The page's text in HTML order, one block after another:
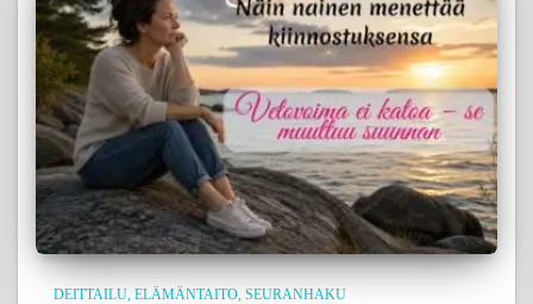
DEITTAILU ELÄMÄNTAITO SEURANHAKU